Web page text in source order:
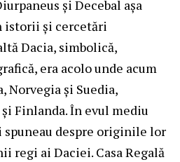
și Decebal așa
istorii și cercetări
Dacia, simbolică,
era acolo unde acum
Norvegia și Suedia,
Finlanda. În evul mediu
despre originile lor
regi ai Daciei. Casa Regală